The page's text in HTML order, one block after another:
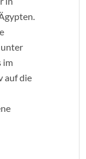
unter
im
auf die